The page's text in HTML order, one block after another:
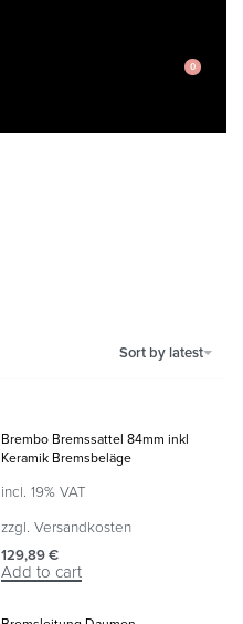
0
Sort by latest
Brembo Bremssattel 84mm inkl
Keramik Bremsbeläge
incl. 19% VAT
zzgl. Versandkosten
129,89€
Add to cart